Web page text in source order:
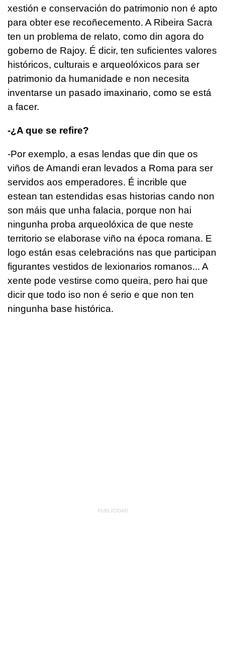
xestión e conservación do patrimonio non é apto
para obter ese recoñecemento. A Ribeira Sacra
ten un problema de relato, como din agora do
goberno de Rajoy. É dicir, ten suficientes valores
históricos, culturais e arqueolóxicos para ser
patrimonio da humanidade e non necesita
inventarse un pasado imaxinario, como se está
a facer.
-¿A que se refire?
-Por exemplo, a esas lendas que din que os
viños de Amandi eran levados a Roma para ser
servidos aos emperadores. É incrible que
estean tan estendidas esas historias cando non
son máis que unha falacia, porque non hai
ningunha proba arqueolóxica de que neste
territorio se elaborase viño na época romana. E
logo están esas celebracións nas que participan
figurantes vestidos de lexionarios romanos... A
xente pode vestirse como queira, pero hai que
dicir que todo iso non é serio e que non ten
ningunha base histórica.